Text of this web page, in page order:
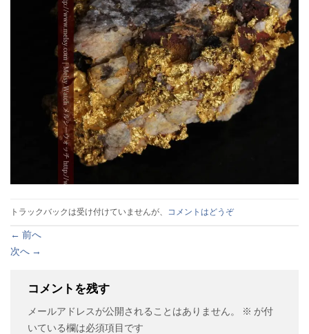
トラックバックは受け付けていませんが、 コメントはどうぞ
← 前へ
次へ →
コメントを残す
メールアドレスが公開されることはありません。 ※ が付
いている欄は必須項目です